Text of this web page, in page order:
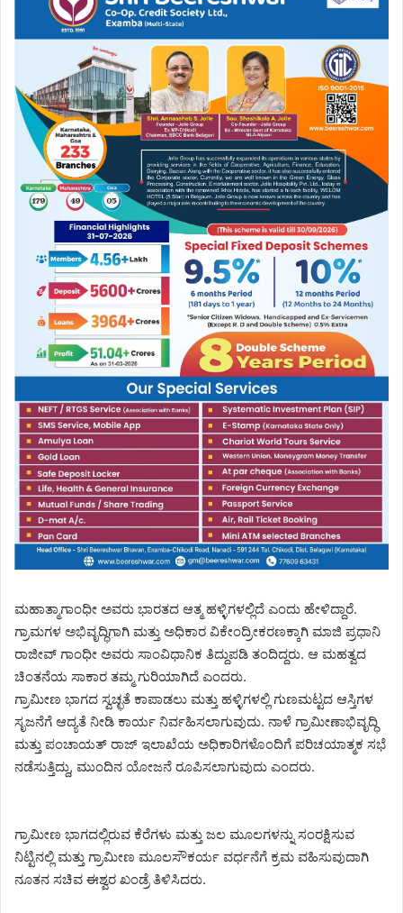
ಮಹಾತ್ಮಾಗಾಂಧೀ ಅವರು ಭಾರತದ ಆತ್ಮ ಹಳ್ಳಿಗಳಲ್ಲಿದೆ ಎಂದು ಹೇಳಿದ್ದಾರೆ.
ಗ್ರಾಮಗಳ ಅಭಿವೃದ್ಧಿಗಾಗಿ ಮತ್ತು ಅಧಿಕಾರ ವಿಕೇಂದ್ರೀಕರಣಕ್ಕಾಗಿ ಮಾಜಿ ಪ್ರಧಾನಿ
ರಾಜೀವ್ ಗಾಂಧೀ ಅವರು ಸಾಂವಿಧಾನಿಕ ತಿದ್ದುಪಡಿ ತಂದಿದ್ದರು. ಆ ಮಹತ್ವದ
ಚಿಂತನೆಯ ಸಾಕಾರ ತಮ್ಮ ಗುರಿಯಾಗಿದೆ ಎಂದರು.
ಗ್ರಾಮೀಣ ಭಾಗದ ಸ್ವಚ್ಛತೆ ಕಾಪಾಡಲು ಮತ್ತು ಹಳ್ಳಿಗಳಲ್ಲಿ ಗುಣಮಟ್ಟದ ಆಸ್ತಿಗಳ
ಸೃಜನೆಗೆ ಆದ್ಯತೆ ನೀಡಿ ಕಾರ್ಯ ನಿರ್ವಹಿಸಲಾಗುವುದು. ನಾಳೆ ಗ್ರಾಮೀಣಾಭಿವೃದ್ಧಿ
ಮತ್ತು ಪಂಚಾಯತ್ ರಾಜ್ ಇಲಾಖೆಯ ಅಧಿಕಾರಿಗಳೊಂದಿಗೆ ಪರಿಚಯಾತ್ಮಕ ಸಭೆ
ನಡೆಸುತ್ತಿದ್ದು, ಮುಂದಿನ ಯೋಜನೆ ರೂಪಿಸಲಾಗುವುದು ಎಂದರು.
ಗ್ರಾಮೀಣ ಭಾಗದಲ್ಲಿರುವ ಕೆರೆಗಳು ಮತ್ತು ಜಲ ಮೂಲಗಳನ್ನು ಸಂರಕ್ಷಿಸುವ
ನಿಟ್ಟಿನಲ್ಲಿ ಮತ್ತು ಗ್ರಾಮೀಣ ಮೂಲಸೌಕರ್ಯ ವರ್ಧನೆಗೆ ಕ್ರಮ ವಹಿಸುವುದಾಗಿ
ನೂತನ ಸಚಿವ ಈಶ್ವರ ಖಂಡ್ರೆ ತಿಳಿಸಿದರು.